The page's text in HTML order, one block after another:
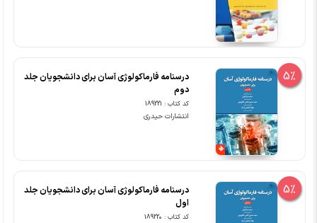
5%
درسنامه فارماکولوژی آسان برای دانشجویان جلد
دوم
کد کتاب : 189221
انتشارات حیدری
5%
درسنامه فارماکولوژی آسان برای دانشجویان جلد
اول
کد کتاب : 189220